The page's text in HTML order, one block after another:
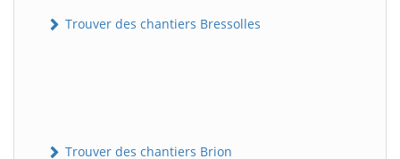
Trouver des chantiers Bressolles
Trouver des chantiers Brion